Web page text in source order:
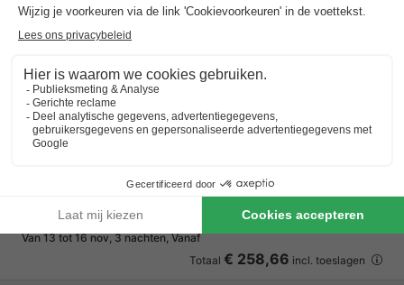
EuroParcs Kaatsheuvel
Noord-brabant,Kaatsheuvel Kaart
8.0 Zeer goed
Slechts 2 km van de Efteling
Naast natuurpark Loonse en Drunense Duinen
personen
Van 13 tot 16 nov, 3 nachten, Vanaf
-15% € 208,08
Totaal € 258,66 incl. toeslagen